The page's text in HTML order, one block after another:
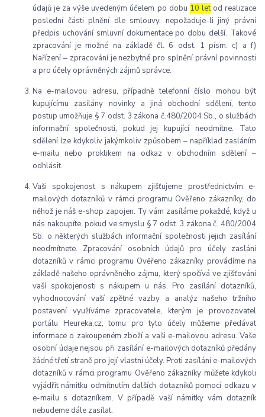
údajů je za výše uvedeným účelem po dobu 10 letod realizace
poslední části plnění dle smlouvy, nepožaduje-li jiný právní
předpis uchování smluvní dokumentace po dobu delší. Takové
zpracování je možné na základě čl. 6 odst. 1 písm. c) a f)
Nařízení – zpracování je nezbytné pro splnění právní povinnosti
a pro účely oprávněných zájmů správce.
Na e-mailovou adresu, případně telefonní číslo mohou být
kupujícímu zasílány novinky a jiná obchodní sdělení, tento
postup umožňuje § 7 odst. 3 zákona č.480/2004 Sb., o službách
informační společnosti, pokud jej kupující neodmítne. Tato
sdělení lze kdykoliv jakýmkoliv způsobem – například zasláním
e-mailu nebo proklikem na odkaz v obchodním sdělení –
odhlásit.
Vaši spokojenost s nákupem zjišťujeme prostřednictvím e-
mailových dotazníků v rámci programu Ověřeno zákazníky, do
něhož je náš e-shop zapojen. Ty vám zasíláme pokaždé, když u
nás nakoupíte, pokud ve smyslu § 7 odst. 3 zákona č. 480/2004
Sb. o některých službách informační společnosti jejich zasílání
neodmítnete. Zpracování osobních údajů pro účely zaslání
dotazníků v rámci programu Ověřeno zákazníky provádíme na
základě našeho oprávněného zájmu, který spočívá ve zjišťování
vaší spokojenosti s nákupem u nás. Pro zasílání dotazníků,
vyhodnocování vaší zpětné vazby a analýz našeho tržního
postavení využíváme zpracovatele, kterým je provozovatel
portálu Heureka.cz; tomu pro tyto účely můžeme předávat
informace o zakoupeném zboží a vaši e-mailovou adresu. Vaše
osobní údaje nejsou při zasílání e-mailových dotazníků předány
žádné třetí straně pro její vlastní účely. Proti zasílání e-mailových
dotazníků v rámci programu Ověřeno zákazníky můžete kdykoli
vyjádřit námitku odmítnutím dalších dotazníků pomocí odkazu v
e-mailu s dotazníkem. V případě vaší námitky vám dotazník
nebudeme dále zasílat.